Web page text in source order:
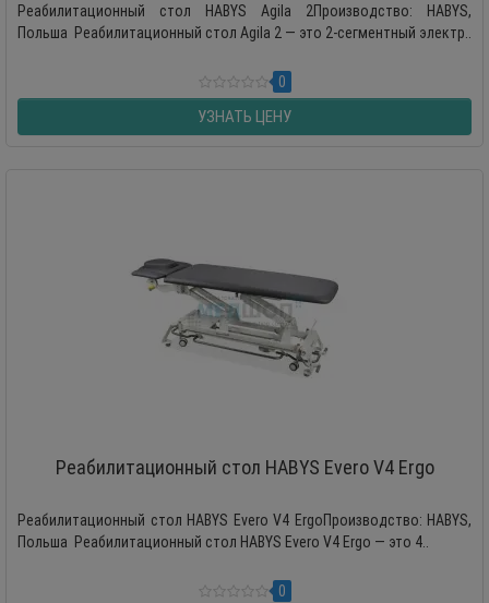
Реабилитационный стол HABYS Agila 2Производство: HABYS,
Польша Реабилитационный стол Agila 2 — это 2-сегментный электр..
0
УЗНАТЬ ЦЕНУ
Реабилитационный стол HABYS Evero V4 Ergo
Реабилитационный стол HABYS Evero V4 ErgoПроизводство: HABYS,
Польша Реабилитационный стол HABYS Evero V4 Ergo — это 4..
0